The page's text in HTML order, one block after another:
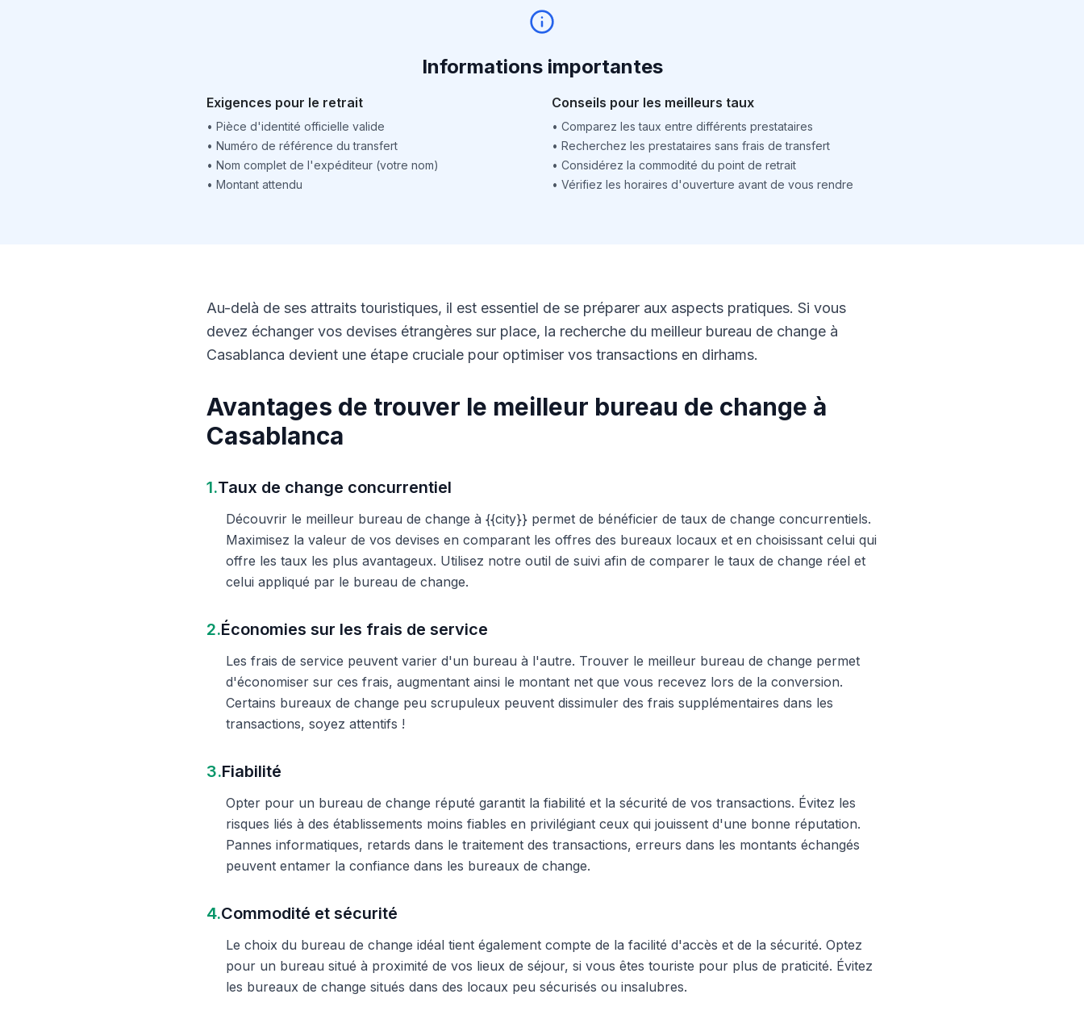
Informations importantes
Exigences pour le retrait
• Pièce d'identité officielle valide
• Numéro de référence du transfert
• Nom complet de l'expéditeur (votre nom)
• Montant attendu
Conseils pour les meilleurs taux
• Comparez les taux entre différents prestataires
• Recherchez les prestataires sans frais de transfert
• Considérez la commodité du point de retrait
• Vérifiez les horaires d'ouverture avant de vous rendre
Au-delà de ses attraits touristiques, il est essentiel de se préparer aux aspects pratiques. Si vous
devez échanger vos devises étrangères sur place, la recherche du meilleur bureau de change à
Casablanca devient une étape cruciale pour optimiser vos transactions en dirhams.
Avantages de trouver le meilleur bureau de change à
Casablanca
1.Taux de change concurrentiel
Découvrir le meilleur bureau de change à {{city}} permet de bénéficier de taux de change concurrentiels.
Maximisez la valeur de vos devises en comparant les offres des bureaux locaux et en choisissant celui qui
offre les taux les plus avantageux. Utilisez notre outil de suivi afin de comparer le taux de change réel et
celui appliqué par le bureau de change.
2.Économies sur les frais de service
Les frais de service peuvent varier d'un bureau à l'autre. Trouver le meilleur bureau de change permet
d'économiser sur ces frais, augmentant ainsi le montant net que vous recevez lors de la conversion.
Certains bureaux de change peu scrupuleux peuvent dissimuler des frais supplémentaires dans les
transactions, soyez attentifs !
3.Fiabilité
Opter pour un bureau de change réputé garantit la fiabilité et la sécurité de vos transactions. Évitez les
risques liés à des établissements moins fiables en privilégiant ceux qui jouissent d'une bonne réputation.
Pannes informatiques, retards dans le traitement des transactions, erreurs dans les montants échangés
peuvent entamer la confiance dans les bureaux de change.
4.Commodité et sécurité
Le choix du bureau de change idéal tient également compte de la facilité d'accès et de la sécurité. Optez
pour un bureau situé à proximité de vos lieux de séjour, si vous êtes touriste pour plus de praticité. Évitez
les bureaux de change situés dans des locaux peu sécurisés ou insalubres.